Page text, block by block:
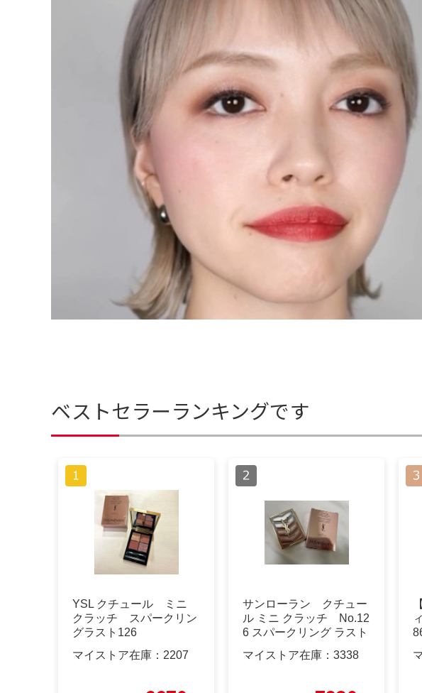
ベストセラーランキングです
YSL クチュール ミニ
クラッチ スパークリン
グラスト126
マイストア在庫： 2207
サンローラン クチュー
ル ミニ クラッチ No.12
6 スパークリング ラスト
マイストア在庫： 3338